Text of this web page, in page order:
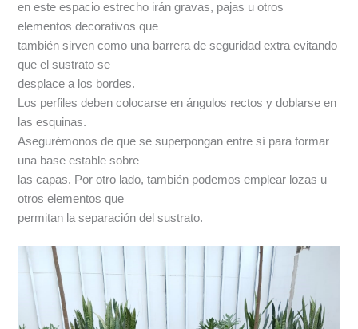
en este espacio estrecho irán gravas, pajas u otros
elementos decorativos que
también sirven como una barrera de seguridad extra evitando
que el sustrato se
desplace a los bordes.
Los perfiles deben colocarse en ángulos rectos y doblarse en
las esquinas.
Asegurémonos de que se superpongan entre sí para formar
una base estable sobre
las capas. Por otro lado, también podemos emplear lozas u
otros elementos que
permitan la separación del sustrato.